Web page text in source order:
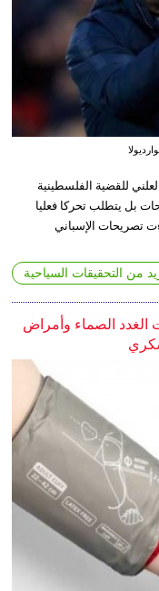
للقضية الفلسطينية
بل يتطلب تحركا فعليا
تصريحات الإسباني
من التحقيقات السياحية
الصماء وأمراض